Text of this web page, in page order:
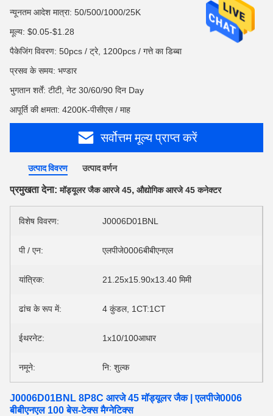
न्यूनतम आदेश मात्रा: 50/500/1000/25K
मूल्य: $0.05-$1.28
पैकेजिंग विवरण: 50pcs / ट्रे, 1200pcs / गत्ते का डिब्बा
प्रसव के समय: भण्डार
भुगतान शर्तें: टीटी, नेट 30/60/90 दिन Day
आपूर्ति की क्षमता: 4200K-पीसीएस / माह
सर्वोत्तम मूल्य प्राप्त करें
उत्पाद विवरण उत्पाद वर्णन
प्रमुखता देना:मॉड्यूलर जैक आरजे 45, औद्योगिक आरजे 45 कनेक्टर
विशेष विवरण: J0006D01BNL
पी / एन: एलपीजे0006बीबीएनएल
यांत्रिक: 21.25x15.90x13.40 मिमी
ढांच के रूप में: 4 कुंडल, 1CT:1CT
ईथरनेट: 1x10/100आधार
नमूने: नि: शुल्क
J0006D01BNL 8P8C आरजे 45 मॉड्यूलर जैक | एलपीजे0006
बीबीएनएल 100 बेस-टेक्स मैग्नेटिक्स